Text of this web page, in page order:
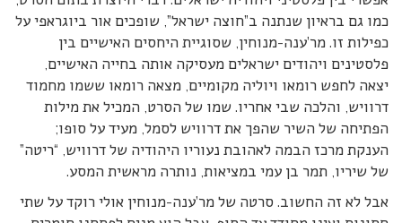
כמו גם בראיון שנתנה ב”חוצה ישראל”, שופכים אור ביוגראפי על
כפילות זו. מר’ענה-מנוחין, שסוגיית היחסים האישיים בין
פלסטינים ויהודים ישראלים מעסיקה אותה בחייה האישיים,
יצאה לחפש רומאו ויוליה מקומיים, מצאה רומאו ששמו מחמוד
דרוויש, והלכה שבי אחריו. שמו של הסרט, המכיל את מילות
הפתיחה של השיר שהפך את דרוויש לסמל, מעיד על סופו;
הענקת מרכז הבמה לאהובת נעוריו היהודיה של דרוויש, “ריטה”
של שיריו, תמר בן עמי במציאות, נותרה מראשית המסע.
אבל לא זה החשוב. סרטה של מר’ענה-מנוחין אולי רוקד על שתי